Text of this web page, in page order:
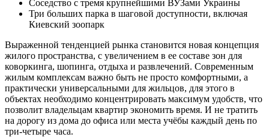
Соседство с тремя крупнейшими ВУЗами Украины
Три больших парка в шаговой доступности, включая
Киевский зоопарк
Выраженной тенденцией рынка становится новая концепция
жилого пространства, с увеличением в ее составе зон для
коворкинга, шопинга, отдыха и развлечений. Современным
жилым комплексам важно быть не просто комфортными, а
практически универсальными для жильцов, для этого в
объектах необходимо концентрировать максимум удобств, что
позволит владельцам квартир экономить время. И не тратить
на дорогу из дома до офиса или места учёбы каждый день по
три-четыре часа.